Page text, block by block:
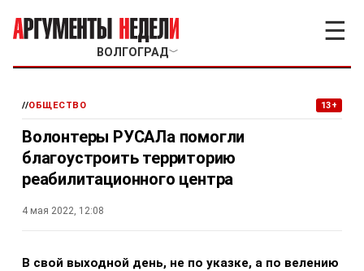
ВОЛГОГРАД﹀
☰
//ОБЩЕСТВО 13+
Волонтеры РУСАЛа помогли
благоустроить территорию
реабилитационного центра
4 мая 2022, 12:08
В свой выходной день, не по указке, а по велению